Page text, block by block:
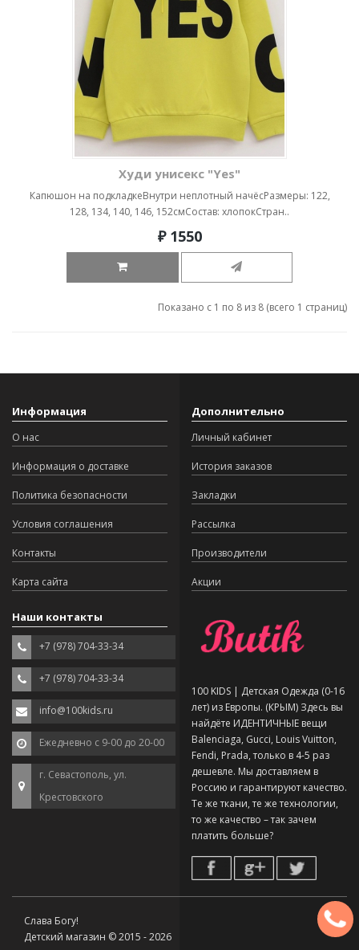
Худи унисекс "Yes"
Капюшон на подкладкеВнутри неплотный начёсРазмеры: 122,
128, 134, 140, 146, 152смСостав: хлопокСтран..
₽ 1550
Показано с 1 по 8 из 8 (всего 1 страниц)
Информация
О нас
Информация о доставке
Политика безопасности
Условия соглашения
Контакты
Карта сайта
Дополнительно
Личный кабинет
История заказов
Закладки
Рассылка
Производители
Акции
Наши контакты
+7 (978) 704-33-34
+7 (978) 704-33-34
info@100kids.ru
Ежедневно с 9-00 до 20-00
г. Севастополь, ул.
Крестовского
100 KIDS | Детская Одежда (0-16
лет) из Европы. (КРЫМ) Здесь вы
найдёте ИДЕНТИЧНЫЕ вещи
Balenciaga, Gucci, Louis Vuitton,
Fendi, Prada, только в 4-5 раз
дешевле. Мы доставляем в
Россию и гарантируют качество.
Те же ткани, те же технологии,
то же качество – так зачем
платить больше?
Слава Богу!
Детский магазин © 2015 - 2026